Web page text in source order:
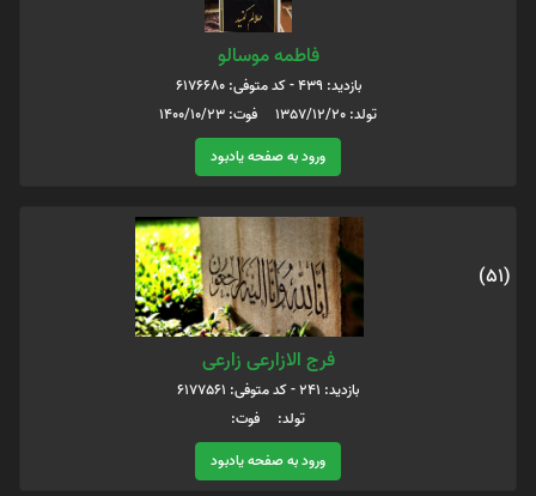
فاطمه موسالو
بازدید: 439 - کد متوفی: 6176680
تولد: 1357/12/20 فوت: 1400/10/23
ورود به صفحه یادبود
(51)
فرج الازارعی زارعی
بازدید: 241 - کد متوفی: 6177561
تولد: فوت:
ورود به صفحه یادبود